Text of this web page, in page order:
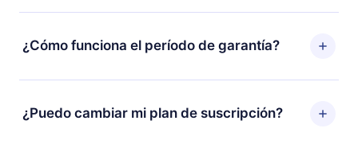
¿Cómo funciona el período de garantía?
Puedes descargar nuestra aplicación y comenzar a
disfrutar de nuestra biblioteca. Si por alguna razón no
estás satisfecho con nuestra plataforma, simplemente
¿Puedo cambiar mi plan de suscripción?